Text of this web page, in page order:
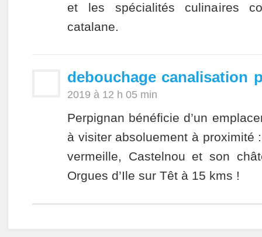
et les spécialités culinaires
catalane.
debouchage canalisation
2019 à 12 h 05 min
Perpignan bénéficie d’un
à visiter absoluement à proximité
vermeille, Castelnou et son
Orgues d’Ile sur Têt à 15 kms !